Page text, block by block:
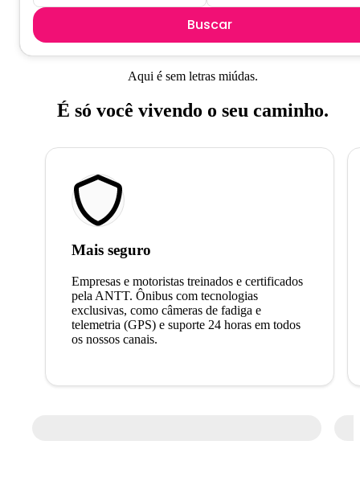
Buscar
Aqui é sem letras miúdas.
É só você vivendo o seu caminho.
Mais seguro
Empresas e motoristas treinados e certificados
pela ANTT. Ônibus com tecnologias
exclusivas, como câmeras de fadiga e
telemetria (GPS) e suporte 24 horas em todos
os nossos canais.